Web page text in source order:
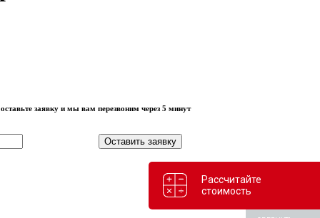
заявку и мы вам перезвоним через 5 минут
Оставить заявку
Рассчитайте
стоимость